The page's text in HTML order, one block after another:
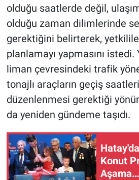
olduğu saatlerde değil,
olduğu zaman dilimlerinde
gerektiğini belirterek,
planlamayı yapmasını istedi.
liman çevresindeki trafik
tonajlı araçların geçiş
düzenlenmesi gerektiği
da yeniden gündeme taşıdı.
Konut
Aşama…